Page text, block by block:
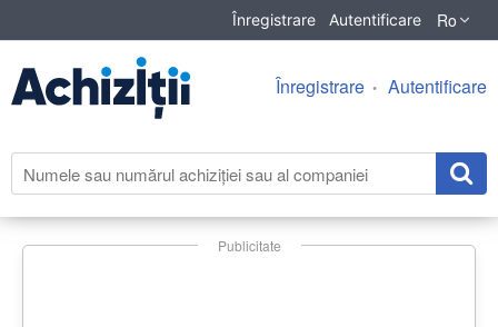
Înregistrare Autentificare Ro
Înregistrare Autentificare
Publicitate